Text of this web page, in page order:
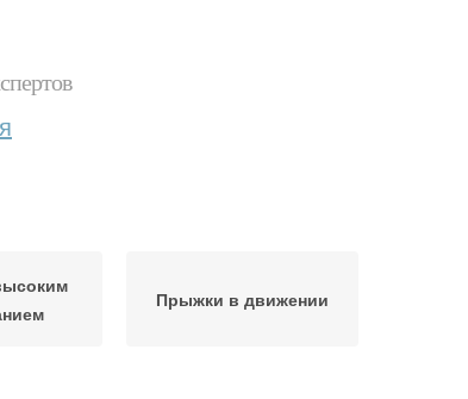
Прыжки в движении